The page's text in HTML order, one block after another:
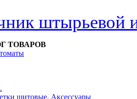
штырьевой
ТОВАРОВ
щитовые. Аксессуары